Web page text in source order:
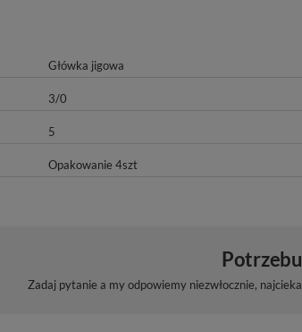
Główka jigowa
3/0
5
Opakowanie 4szt
Zadaj pytanie a my odpowiemy niezwłocznie,